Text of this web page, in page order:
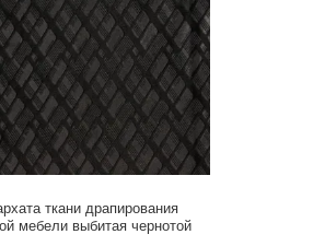
ткани драпирования
мебели выбитая чернотой